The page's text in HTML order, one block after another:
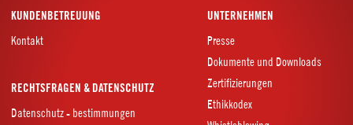
KUNDENBETREUUNG
Kontakt
UNTERNEHMEN
Presse
Dokumente und Downloads
Zertifizierungen
Ethikkodex
RECHTSFRAGEN & DATENSCHUTZ
Datenschutz - bestimmungen